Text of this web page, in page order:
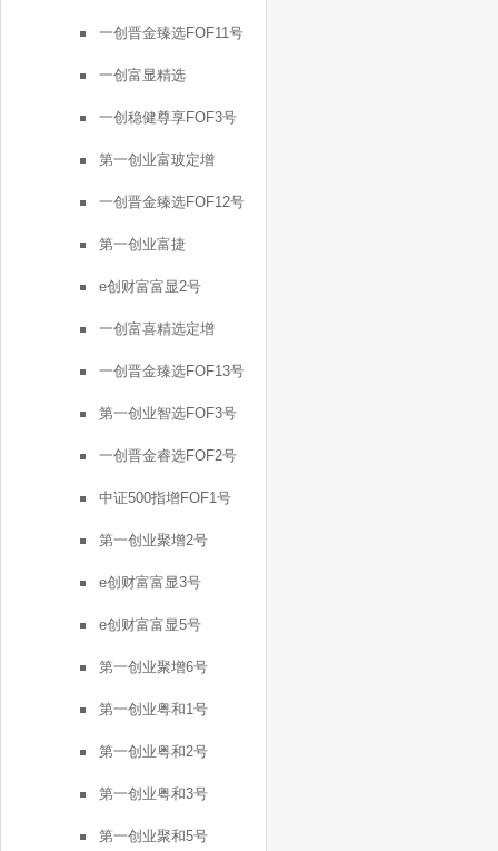
一创晋金臻选FOF11号
一创富显精选
一创稳健尊享FOF3号
第一创业富玻定增
一创晋金臻选FOF12号
第一创业富捷
e创财富富显2号
一创富喜精选定增
一创晋金臻选FOF13号
第一创业智选FOF3号
一创晋金睿选FOF2号
中证500指增FOF1号
第一创业聚增2号
e创财富富显3号
e创财富富显5号
第一创业聚增6号
第一创业粤和1号
第一创业粤和2号
第一创业粤和3号
第一创业聚和5号